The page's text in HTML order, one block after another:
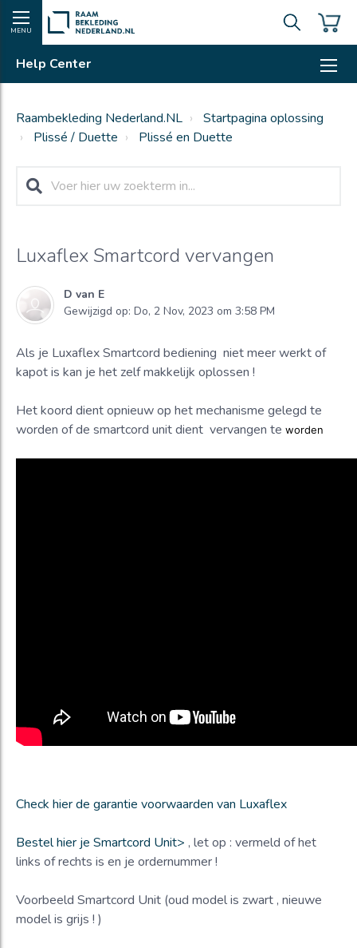
MENU
Help Center
Raambekleding Nederland.NL
Startpagina oplossing
Plissé / Duette
Plissé en Duette
Luxaflex Smartcord vervangen
D van E
Gewijzigd op: Do, 2 Nov, 2023 om 3:58 PM
Als je Luxaflex Smartcord bediening niet meer werkt of
kapot is kan je het zelf makkelijk oplossen !
Het koord dient opnieuw op het mechanisme gelegd te
worden of de smartcord unit dient vervangen te worden
Check hier de garantie voorwaarden van Luxaflex
Bestel hier je Smartcord Unit> , let op : vermeld of het
links of rechts is en je ordernummer !
Voorbeeld Smartcord Unit (oud model is zwart , nieuwe
model is grijs ! )